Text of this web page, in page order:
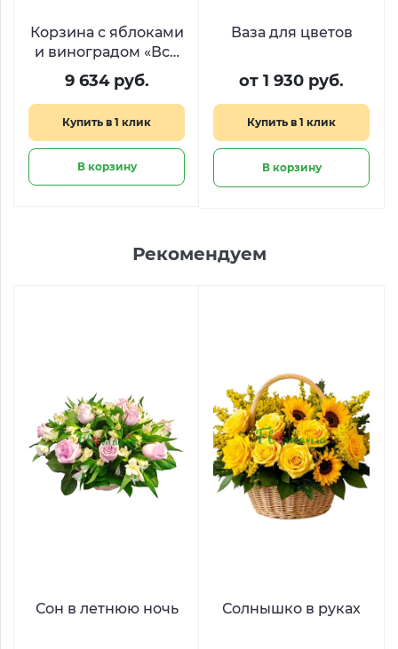
Корзина с яблоками
и виноградом «Всё
будет сочно»
9 634 руб.
Купить в 1 клик
В корзину
Ваза для цветов
от 1 930 руб.
Купить в 1 клик
В корзину
Рекомендуем
Сон в летнюю ночь Солнышко в руках